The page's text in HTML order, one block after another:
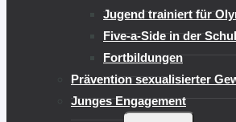
Jugend trainiert für
Five-a-Side in der
Fortbildungen
Prävention sexualisierter
Junges Engagement